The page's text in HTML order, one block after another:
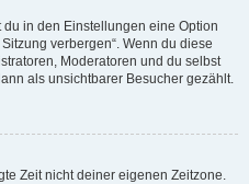
in den Einstellungen eine Option
verbergen“. Wenn du diese
Moderatoren und du selbst
als unsichtbarer Besucher gezählt.
Zeit nicht deiner eigenen Zeitzone.